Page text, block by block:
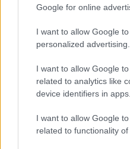
Google for online
I want to allow Google
personalized advertising.
I want to allow Google
related to analytics like
device identifiers in apps.
I want to allow Google
related to functionality
Végre kiesett a
Csizmazia Darab István [Rambo] •